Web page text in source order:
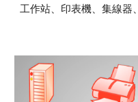
工作站、印表機、集線器